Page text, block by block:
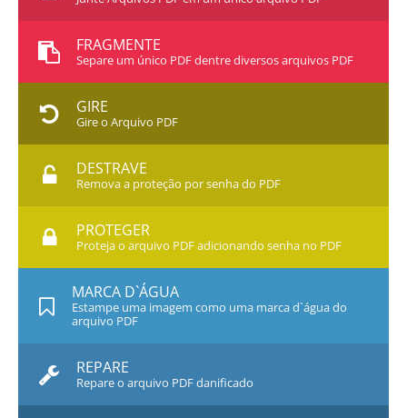
FRAGMENTE
Separe um único PDF dentre diversos arquivos PDF
GIRE
Gire o Arquivo PDF
DESTRAVE
Remova a proteção por senha do PDF
PROTEGER
Proteja o arquivo PDF adicionando senha no PDF
MARCA D`ÁGUA
Estampe uma imagem como uma marca d`água do
arquivo PDF
REPARE
Repare o arquivo PDF danificado